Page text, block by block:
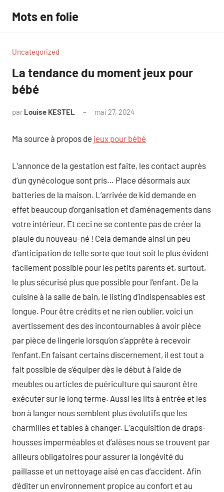
contenu
Mots en folie
Uncategorized
La tendance du moment jeux pour
bébé
par Louise KESTEL mai 27, 2024
Ma source à propos de jeux pour bébé
L’annonce de la gestation est faite, les contact auprès
d’un gynécologue sont pris… Place désormais aux
batteries de la maison. L’arrivée de kid demande en
effet beaucoup d’organisation et d’aménagements dans
votre intérieur. Et ceci ne se contente pas de créer la
piaule du nouveau-né ! Cela demande ainsi un peu
d’anticipation de telle sorte que tout soit le plus évident
facilement possible pour les petits parents et, surtout,
le plus sécurisé plus que possible pour l’enfant. De la
cuisine à la salle de bain, le listing d’indispensables est
longue. Pour être crédits et ne rien oublier, voici un
avertissement des des incontournables à avoir pièce
par pièce de lingerie lorsqu’on s’apprête à recevoir
l’enfant.En faisant certains discernement, il est tout a
fait possible de s’équiper dès le début à l’aide de
meubles ou articles de puériculture qui sauront être
exécuter sur le long terme. Aussi les lits à entrée et les
bon à langer nous semblent plus évolutifs que les
charmilles et tables à changer. L’acquisition de draps-
housses imperméables et d’alèses nous se trouvent par
ailleurs obligatoires pour assurer la longévité du
paillasse et un nettoyage aisé en cas d’accident. Afin
d’éditer un environnement propice au confort et au